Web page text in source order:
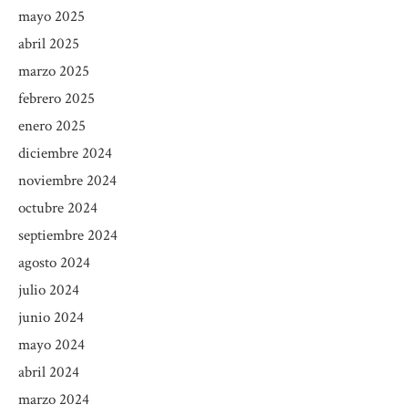
mayo 2025
abril 2025
marzo 2025
febrero 2025
enero 2025
diciembre 2024
noviembre 2024
octubre 2024
septiembre 2024
agosto 2024
julio 2024
junio 2024
mayo 2024
abril 2024
marzo 2024